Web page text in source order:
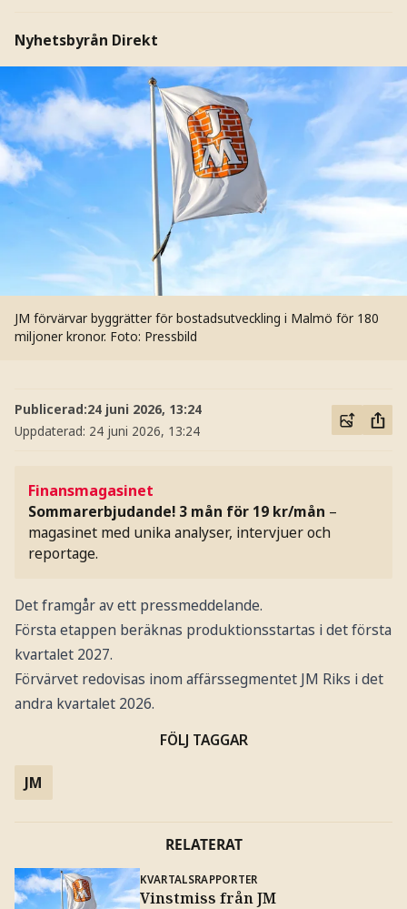
Nyhetsbyrån Direkt
JM förvärvar byggrätter för bostadsutveckling i Malmö för 180
miljoner kronor. Foto: Pressbild
Publicerad:24 juni 2026, 13:24
Uppdaterad: 24 juni 2026, 13:24
Finansmagasinet
Sommarerbjudande! 3 mån för 19 kr/mån –
magasinet med unika analyser, intervjuer och
reportage.
Det framgår av ett pressmeddelande.
Första etappen beräknas produktionsstartas i det första
kvartalet 2027.
Förvärvet redovisas inom affärssegmentet JM Riks i det
andra kvartalet 2026.
FÖLJ TAGGAR
JM
RELATERAT
KVARTALSRAPPORTER
Vinstmiss från JM